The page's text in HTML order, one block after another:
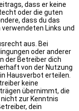
dass er keine
oder die guten
dass du das
Links und
aus. Bei
oder anderer
der Betreiber dich
von der Nutzung
Hausverbot erteilen.
keine
übernimmt, die
zur Kenntnis
dein